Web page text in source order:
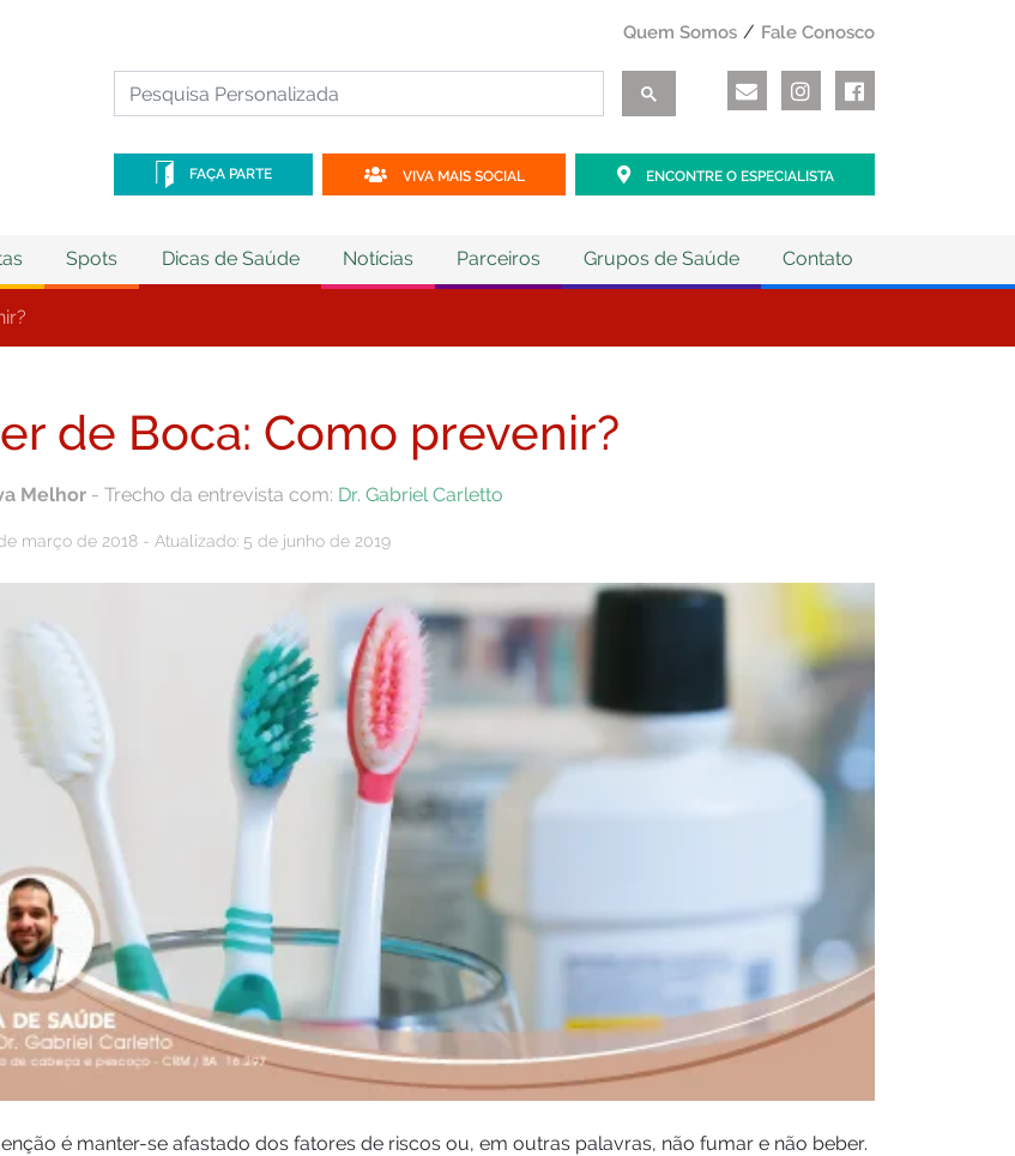
Quem Somos Fale Conosco
FAÇA PARTE VIVA MAIS SOCIAL ENCONTRE O ESPECIALISTA
Spots Dicas de Saúde Notícias Parceiros Grupos de Saúde Contato
de Boca: Como prevenir?
Melhor - Trecho da entrevista com: Dr. Gabriel Carletto
março de 2018 - Atualizado: 5 de junho de 2019
é manter-se afastado dos fatores de riscos ou, em outras palavras, não fumar e não beber.